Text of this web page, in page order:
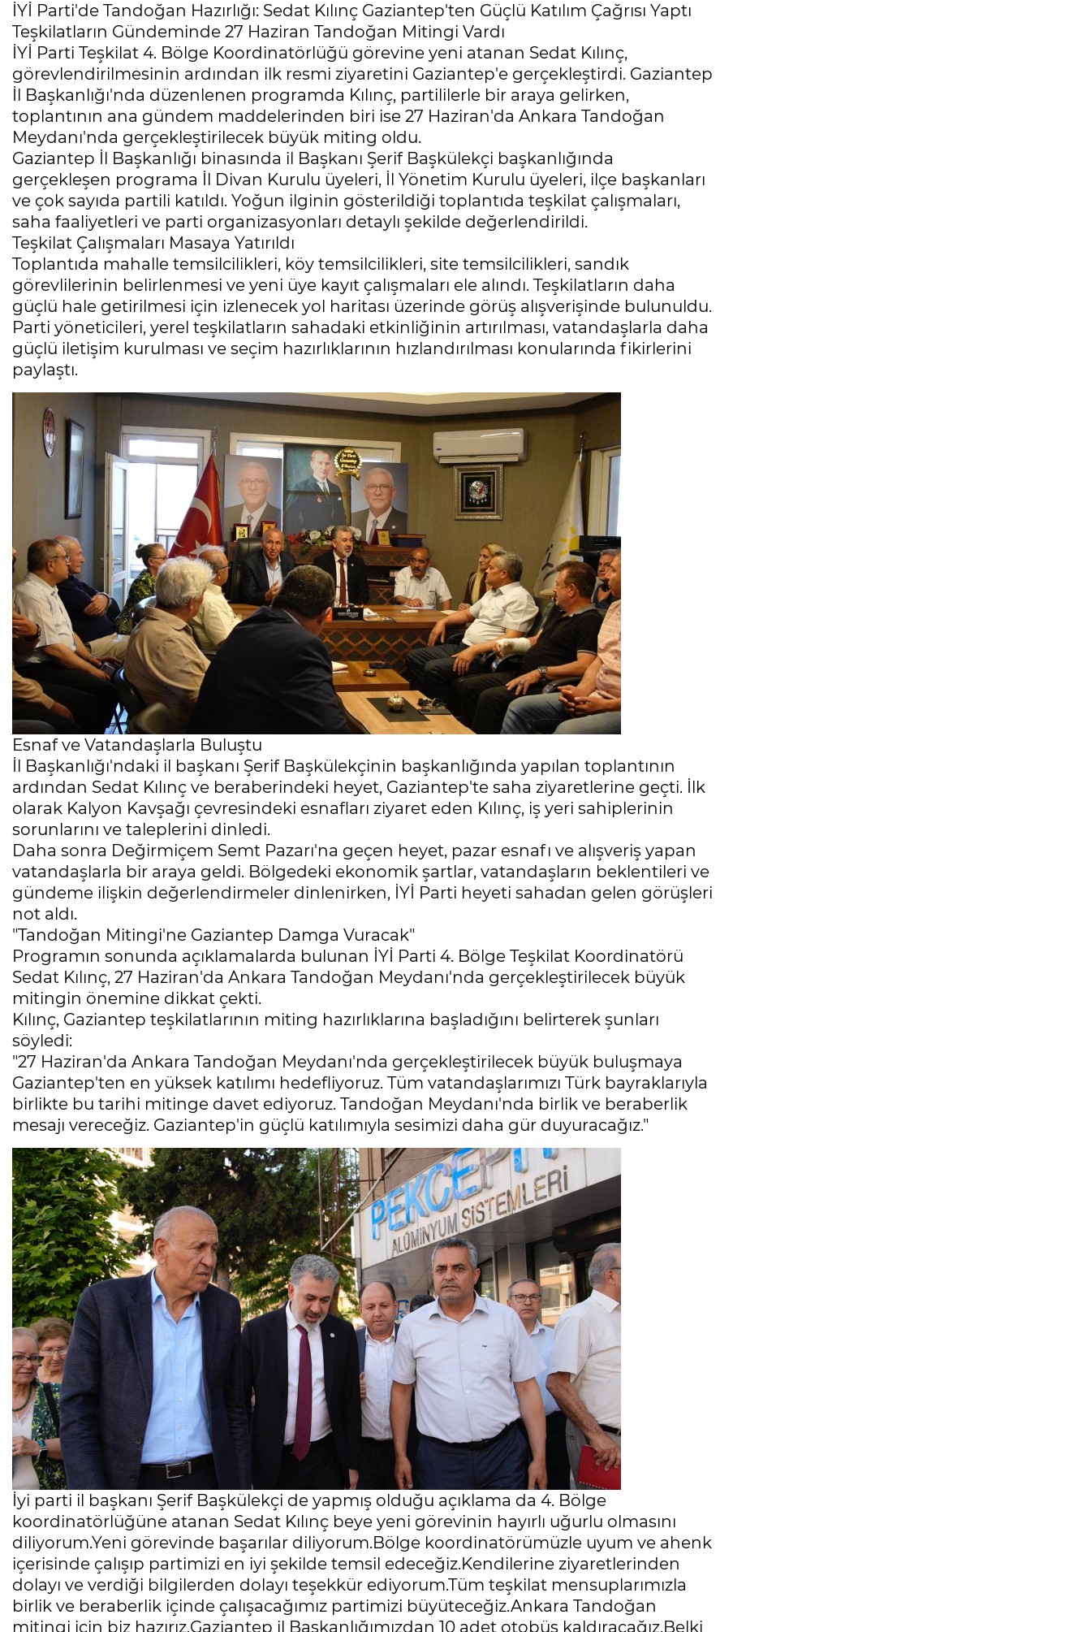
İYİ Parti'de Tandoğan Hazırlığı: Sedat Kılınç Gaziantep'ten Güçlü Katılım Çağrısı Yaptı
Teşkilatların Gündeminde 27 Haziran Tandoğan Mitingi Vardı
İYİ Parti Teşkilat 4. Bölge Koordinatörlüğü görevine yeni atanan Sedat Kılınç,
görevlendirilmesinin ardından ilk resmi ziyaretini Gaziantep'e gerçekleştirdi. Gaziantep
İl Başkanlığı'nda düzenlenen programda Kılınç, partililerle bir araya gelirken,
toplantının ana gündem maddelerinden biri ise 27 Haziran'da Ankara Tandoğan
Meydanı'nda gerçekleştirilecek büyük miting oldu.
Gaziantep İl Başkanlığı binasında il Başkanı Şerif Başkülekçi başkanlığında
gerçekleşen programa İl Divan Kurulu üyeleri, İl Yönetim Kurulu üyeleri, ilçe başkanları
ve çok sayıda partili katıldı. Yoğun ilginin gösterildiği toplantıda teşkilat çalışmaları,
saha faaliyetleri ve parti organizasyonları detaylı şekilde değerlendirildi.
Teşkilat Çalışmaları Masaya Yatırıldı
Toplantıda mahalle temsilcilikleri, köy temsilcilikleri, site temsilcilikleri, sandık
görevlilerinin belirlenmesi ve yeni üye kayıt çalışmaları ele alındı. Teşkilatların daha
güçlü hale getirilmesi için izlenecek yol haritası üzerinde görüş alışverişinde bulunuldu.
Parti yöneticileri, yerel teşkilatların sahadaki etkinliğinin artırılması, vatandaşlarla daha
güçlü iletişim kurulması ve seçim hazırlıklarının hızlandırılması konularında fikirlerini
paylaştı.
Esnaf ve Vatandaşlarla Buluştu
İl Başkanlığı'ndaki il başkanı Şerif Başkülekçinin başkanlığında yapılan toplantının
ardından Sedat Kılınç ve beraberindeki heyet, Gaziantep'te saha ziyaretlerine geçti. İlk
olarak Kalyon Kavşağı çevresindeki esnafları ziyaret eden Kılınç, iş yeri sahiplerinin
sorunlarını ve taleplerini dinledi.
Daha sonra Değirmiçem Semt Pazarı'na geçen heyet, pazar esnafı ve alışveriş yapan
vatandaşlarla bir araya geldi. Bölgedeki ekonomik şartlar, vatandaşların beklentileri ve
gündeme ilişkin değerlendirmeler dinlenirken, İYİ Parti heyeti sahadan gelen görüşleri
not aldı.
"Tandoğan Mitingi'ne Gaziantep Damga Vuracak"
Programın sonunda açıklamalarda bulunan İYİ Parti 4. Bölge Teşkilat Koordinatörü
Sedat Kılınç, 27 Haziran'da Ankara Tandoğan Meydanı'nda gerçekleştirilecek büyük
mitingin önemine dikkat çekti.
Kılınç, Gaziantep teşkilatlarının miting hazırlıklarına başladığını belirterek şunları
söyledi:
"27 Haziran'da Ankara Tandoğan Meydanı'nda gerçekleştirilecek büyük buluşmaya
Gaziantep'ten en yüksek katılımı hedefliyoruz. Tüm vatandaşlarımızı Türk bayraklarıyla
birlikte bu tarihi mitinge davet ediyoruz. Tandoğan Meydanı'nda birlik ve beraberlik
mesajı vereceğiz. Gaziantep'in güçlü katılımıyla sesimizi daha gür duyuracağız."
İyi parti il başkanı Şerif Başkülekçi de yapmış olduğu açıklama da 4. Bölge
koordinatörlüğüne atanan Sedat Kılınç beye yeni görevinin hayırlı uğurlu olmasını
diliyorum.Yeni görevinde başarılar diliyorum.Bölge koordinatörümüzle uyum ve ahenk
içerisinde çalışıp partimizi en iyi şekilde temsil edeceğiz.Kendilerine ziyaretlerinden
dolayı ve verdiği bilgilerden dolayı teşekkür ediyorum.Tüm teşkilat mensuplarımızla
birlik ve beraberlik içinde çalışacağımız partimizi büyüteceğiz.Ankara Tandoğan
mitingi için biz hazırız.Gaziantep il Başkanlığımızdan 10 adet otobüs kaldıracağız.Belki